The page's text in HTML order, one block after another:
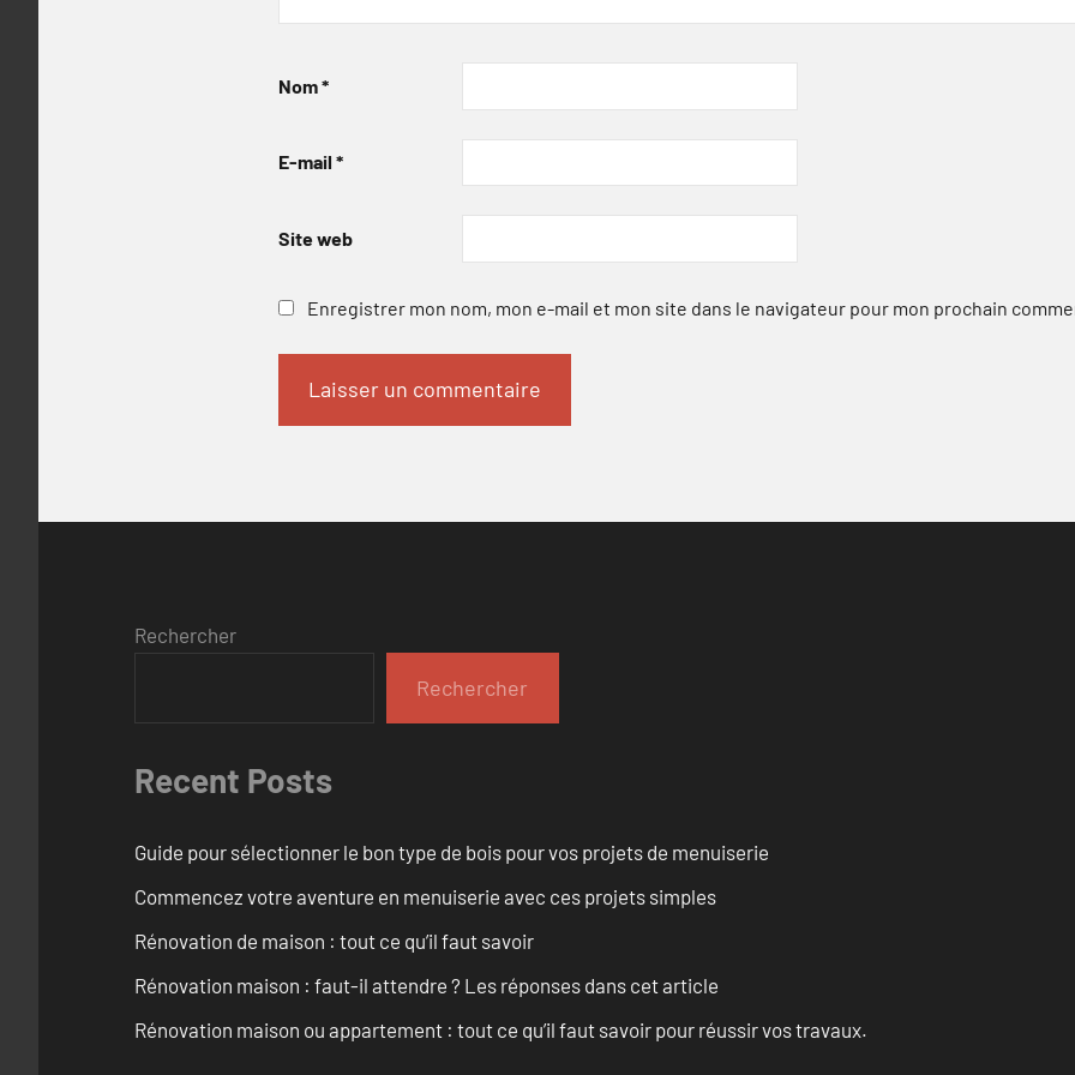
Nom*
E-mail *
Site web
Enregistrer mon nom, mon e-mail et mon site dans le navigateur pour mon prochain
Rechercher
Rechercher
Recent Posts
Guide pour sélectionner le bon type de bois pour vos projets de menuiserie
Commencez votre aventure en menuiserie avec ces projets simples
Rénovation de maison : tout ce qu’il faut savoir
Rénovation maison : faut-il attendre ? Les réponses dans cet article
Rénovation maison ou appartement : tout ce qu’il faut savoir pour réussir vos travaux.